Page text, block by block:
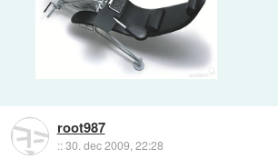
root987
::30. dec 2009, 22:28